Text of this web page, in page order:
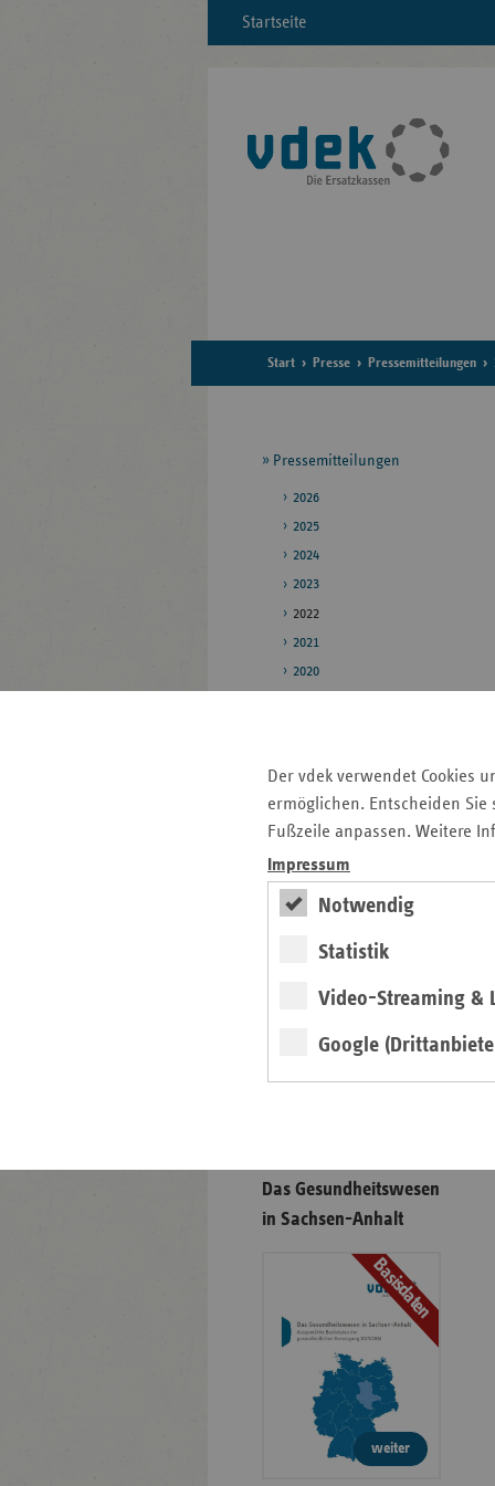
Der vdek verwendet Cookies
ermöglichen. Entscheiden
Fußzeile anpassen. Weitere
Impressum
Notwendig
Statistik
Video-Streaming &
Google
Startseite
Start Presse Pressemitteilungen
Seitennavigation
Pressemitteilungen
2026
2025
2024
2023
2022
2021
2020
Veröffentlichungen
Seitenleiste
Informationen
Auf einen Blick
Pressemitteilungen
Veranstaltungen
Das Gesundheitswesen
in Sachsen-Anhalt
Basisdaten
weiter